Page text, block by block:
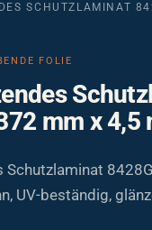
SCHUTZLAMINAT
FOLIE
mm x 4,5
Schutzlaminat
UV-beständig,